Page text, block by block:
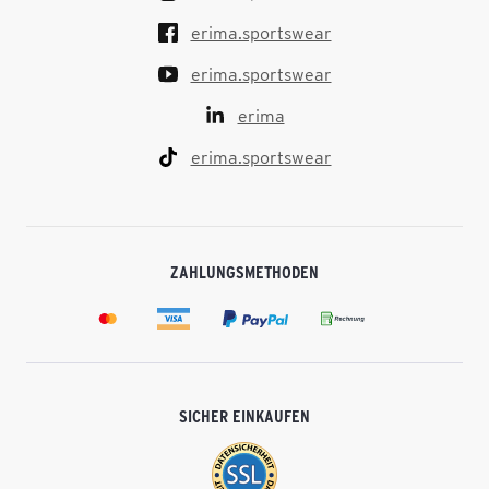
erima.sportswear
erima.sportswear
erima
erima.sportswear
ZAHLUNGSMETHODEN
SICHER EINKAUFEN